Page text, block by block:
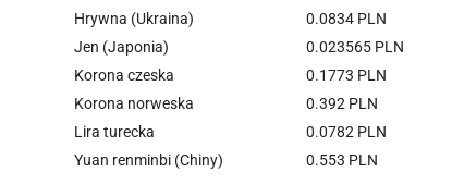
Hrywna (Ukraina)
0.0834 PLN
Jen (Japonia)
0.023565 PLN
Korona czeska
0.1773 PLN
Korona norweska
0.392 PLN
Lira turecka
0.0782 PLN
Yuan renminbi (Chiny)
0.553 PLN